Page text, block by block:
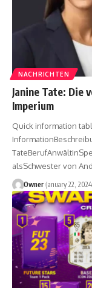
NACHRICHTEN
Janine Tate: Die
Imperium
Quick information
alsSchwester von
Owner January 22, 2024